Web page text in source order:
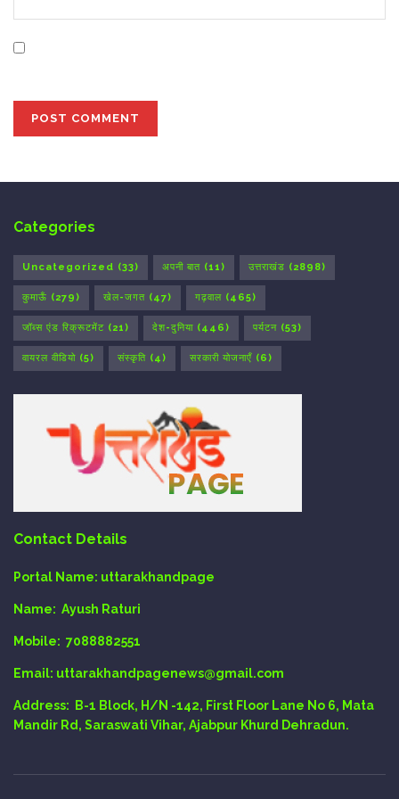
Categories
Uncategorized (33) अपनी बात (11) उत्तराखंड (2898)
कुमाऊँ (279) खेल-जगत (47) गढ़वाल (465)
जॉब्स एंड रिक्रूटमेंट (21) देश-दुनिया (446) पर्यटन (53)
वायरल वीडियो (5) संस्कृति (4) सरकारी योजनाएँ (6)
Contact Details
Portal Name: uttarakhandpage
Name: Ayush Raturi
Mobile: 7088882551
Email: uttarakhandpagenews@gmail.com
Address:
B-1 Block, H/N -142, First Floor Lane No 6, Mata
Mandir Rd, Saraswati Vihar, Ajabpur Khurd Dehradun.